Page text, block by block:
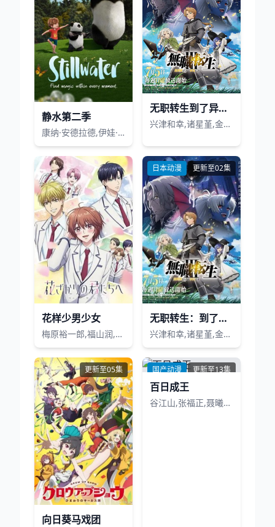
静水第二季
康纳·安德拉德,伊娃·爱丽儿·宾德
无职转生到了异世界就拿出真本事第三季
兴津和幸,诸星堇,金元寿子,小山力也,茅野爱衣,鹤冈聪,田中理惠,杉田智和,若山诗音,小原好美,上田丽奈,Lynn,内山夕实,逢坂良太,高田忧希,会泽纱弥
花样少男少女
梅原裕一郎,福山润,内山昂辉,八代拓,日野聪,驹田航,川岛零士,夏吉优子,西山宏太朗,山根绮,户谷菊之介,古屋亚南
日本动漫 更新至02集
无职转生：到了异世界就拿出真本事第3季
兴津和幸,诸星堇,金元寿子,小山力也,茅野爱衣,鹤冈聪,田中理惠,杉田智和,若山诗音,小原好美,上田丽奈,Lynn,内山夕实,逢坂良太,高田忧希,会泽纱弥
更新至05集
向日葵马戏团
国产动漫 更新至13集
百日成王
谷江山,张福正,聂曦映,李楠,姜贺,赵熠彤,若瑾